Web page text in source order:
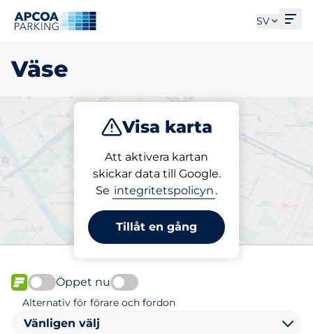
SV
Väse
Visa karta
Att aktivera kartan
skickar data till Google.
Se integritetspolicyn .
Tillåt en gång
Parkera
Välj din parkeringsplats i
FLÖDE
Öppet nu
Alternativ för förare och fordon
Vänligen välj